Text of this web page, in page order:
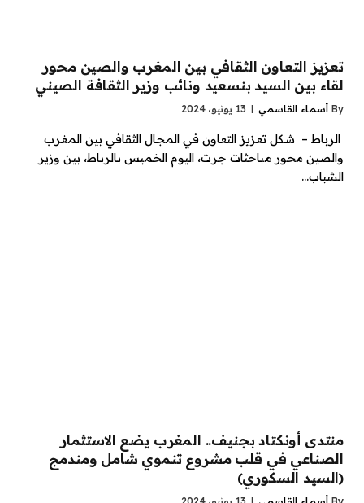
تعزيز التعاون الثقافي بين المغرب والصين محور
لقاء بين السيد بنسعيد ونائب وزير الثقافة الصيني
By أسماء القاسمي 13 يونيو، 2024
الرباط – شكل تعزيز التعاون في المجال الثقافي بين المغرب
والصين محور مباحثات جرت، اليوم الخميس بالرباط، بين وزير
الشباب…
منتدى أونكتاد بجنيف.. المغرب يضع الاستثمار
الصناعي في قلب مشروع تنموي شامل ومندمج
(السيد السكوري)
By أسماء القاسمي 13 يونيو، 2024